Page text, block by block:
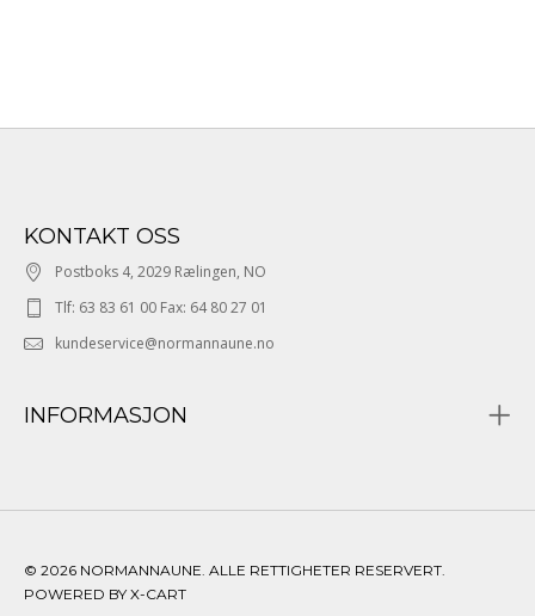
KONTAKT OSS
Postboks 4, 2029 Rælingen, NO
Tlf: 63 83 61 00 Fax: 64 80 27 01
kundeservice@normannaune.no
INFORMASJON
© 2026 NORMANNAUNE. ALLE RETTIGHETER RESERVERT.
POWERED BY X-CART